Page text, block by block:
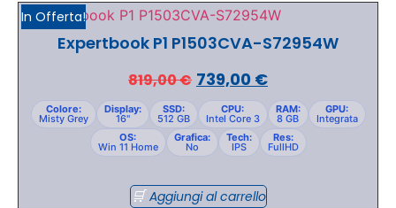
In Offerta!
Expertbook P1 P1503CVA-S72954W
819,00€ 739,00 €
Colore:
Misty Grey
Display:
16"
SSD:
512 GB
CPU:
Intel Core 3
RAM:
8 GB
GPU:
Integrata
OS:
Win 11 Home
Grafica:
No
Tech:
IPS
Res:
FullHD
Aggiungi al carrello